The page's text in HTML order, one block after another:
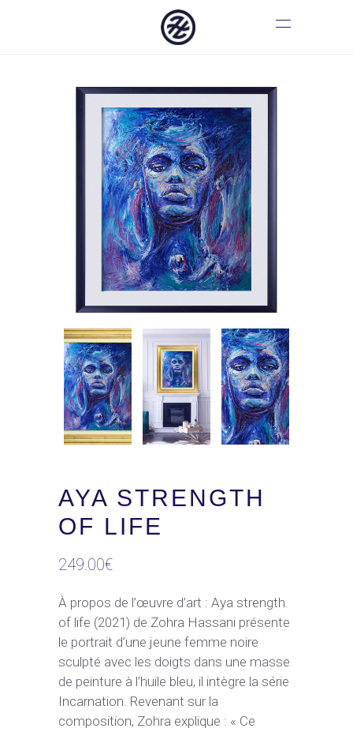
AYA STRENGTH
OF LIFE
249.00€
À propos de l’œuvre d’art : Aya strength
of life (2021) de Zohra Hassani présente
le portrait d’une jeune femme noire
sculpté avec les doigts dans une masse
de peinture à l’huile bleu, il intègre la série
Incarnation. Revenant sur la
composition, Zohra explique : « Ce